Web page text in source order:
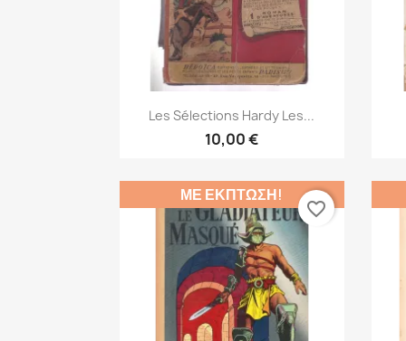
Γρήγορη προβολή
Les Sélections Hardy Les...
10,00 €
ΜΕ ΈΚΠΤΩΣΗ!
favorite_border